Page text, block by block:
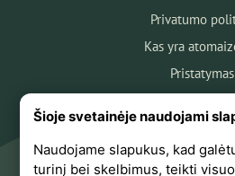
Šioje svetainėje naudojami
Naudojame slapukus, kad
turinį bei skelbimus, teikti
Privatumo
Kas yra
Pristatymas
Apie mus
Atsiliepimai